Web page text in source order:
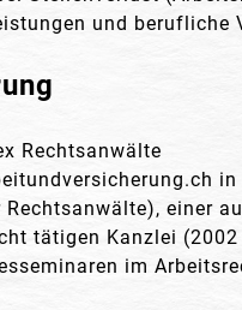
und berufliche
Rechtsanwälte
Rechtsanwälte), einer
tätigen Kanzlei
im